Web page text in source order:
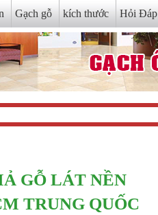
Gạch gỗ kích thước Hỏi Đáp
GỖ LÁT NỀN
TRUNG QUỐC